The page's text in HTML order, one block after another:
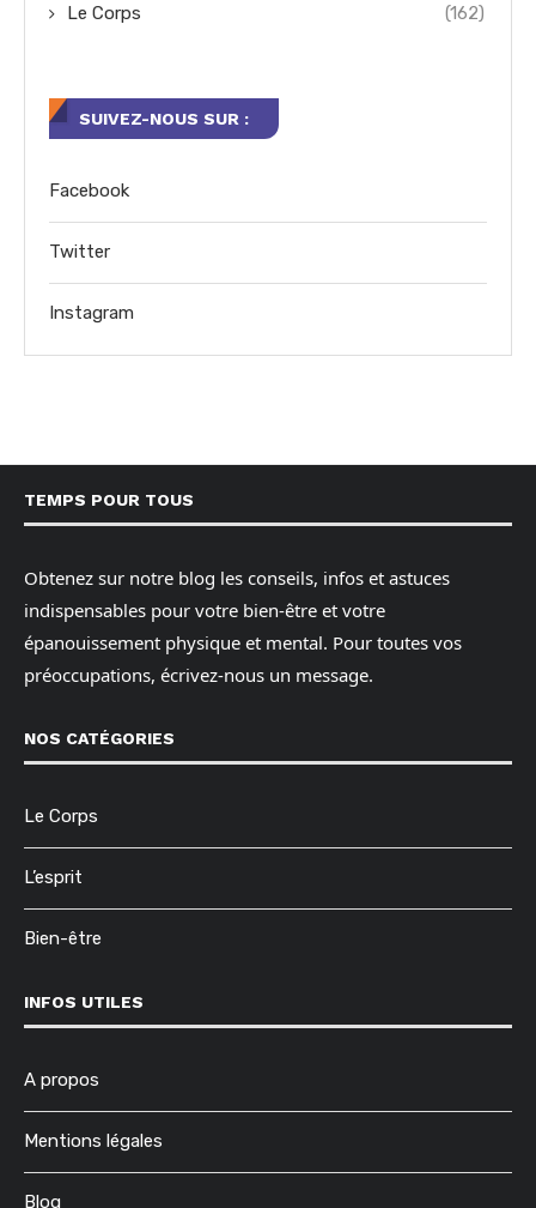
Le Corps (162)
SUIVEZ-NOUS SUR :
Facebook
Twitter
Instagram
TEMPS POUR TOUS
Obtenez sur notre blog les conseils, infos et astuces
indispensables pour votre bien-être et votre
épanouissement physique et mental. Pour toutes vos
préoccupations, écrivez-nous un message.
NOS CATÉGORIES
Le Corps
L’esprit
Bien-être
INFOS UTILES
A propos
Mentions légales
Blog